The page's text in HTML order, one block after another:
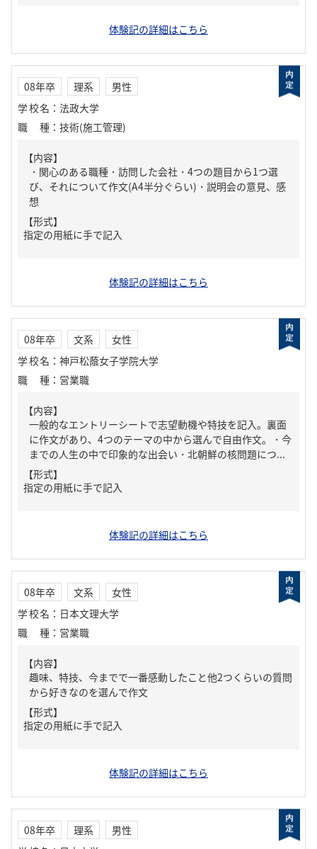
体験記の詳細はこちら
08年卒 理系
男性
学校名 ： 法政大学
職種 ： 技術(施工管理)
【内容】
・関心のある職種・訪問した会社・4つの題目から1つ選
び、それについて作文(A4半分ぐらい)・説明会の意見、感
想
【形式】
指定の用紙に手で記入
体験記の詳細はこちら
08年卒 文系
女性
学校名 ： 神戸松蔭女子学院大学
職種 ： 営業職
【内容】
一般的なエントリーシートで志望動機や特技を記入。裏面
に作文があり、4つのテーマの中から選んで自由作文。・今
までの人生の中で印象的な出会い・北朝鮮の核問題につ...
【形式】
指定の用紙に手で記入
体験記の詳細はこちら
08年卒 文系
女性
学校名 ： 日本文理大学
職種 ： 営業職
【内容】
趣味、特技、今までで一番感動したこと他2つくらいの質問
から好きなのを選んで作文
【形式】
指定の用紙に手で記入
体験記の詳細はこちら
08年卒 理系
男性